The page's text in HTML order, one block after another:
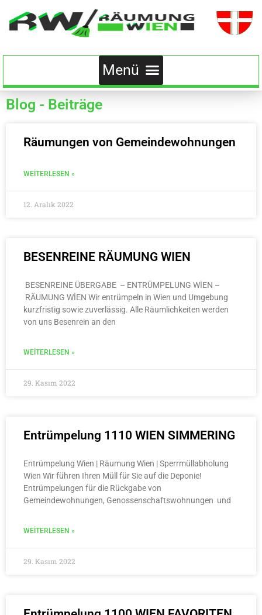
Blog - Beiträge
Räumungen von Gemeindewohnungen
WEITERLESEN »
12. Aralık 2022
BESENREINE RÄUMUNG WIEN
BESENREINE ÜBERGABE – ENTRÜMPELUNG WİEN –
RÄUMUNG WİEN Wir entrümpeln in Wien und Umgebung
kurzfristig sowie zuverlässig. Alle Räumlichkeiten werden
von uns Besenrein an den
WEITERLESEN »
29. Kasım 2022
Entrümpelung 1110 WIEN SIMMERING
Entrümpelung Wien | Räumung Wien | Sperrmüllabholung
Wien Wir führen Ihren Müll für Sie auf die Deponie!
Entrümpelungen für die Rückgabe von
Gemeindewohnungen, Genossenschaftswohnungen und
WEITERLESEN »
29. Kasım 2022